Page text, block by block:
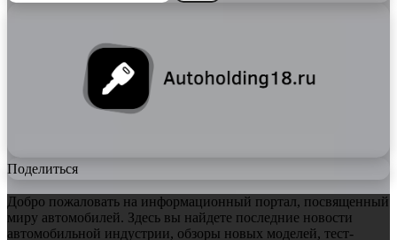
Поделиться
Добро пожаловать на информационный портал, посвященный
миру автомобилей. Здесь вы найдете последние новости
автомобильной индустрии, обзоры новых моделей, тест-